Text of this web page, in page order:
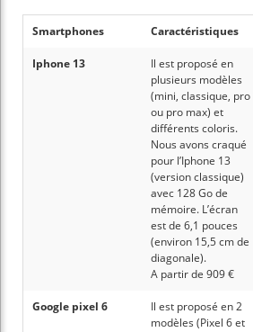
Smartphones Caractéristiques
Iphone 13
Il est proposé en
plusieurs modèles
(mini, classique, pro
ou pro max) et
différents coloris.
Nous avons craqué
pour l’Iphone 13
(version classique)
avec 128 Go de
mémoire. L’écran
est de 6,1 pouces
(environ 15,5 cm de
diagonale).
A partir de 909 €
Google pixel 6
Il est proposé en 2
modèles (Pixel 6 et